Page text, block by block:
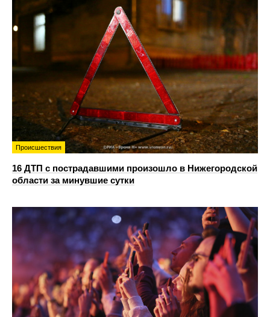
Происшествия
16 ДТП с пострадавшими произошло в Нижегородской
области за минувшие сутки